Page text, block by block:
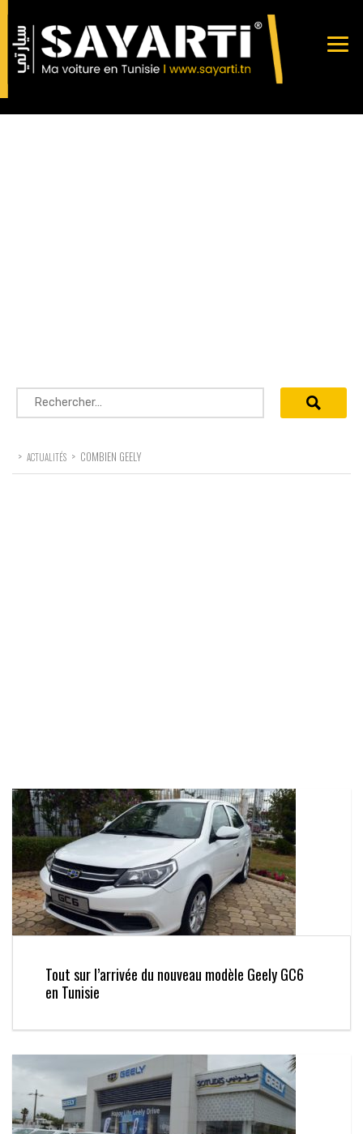
Rechercher :
> ACTUALITÉS > COMBIEN GEELY
Tout sur l’arrivée du nouveau modèle Geely GC6
en Tunisie